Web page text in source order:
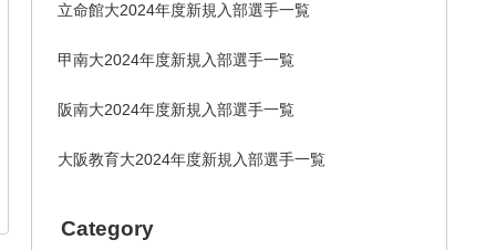
立命館大2024年度新規入部選手一覧
甲南大2024年度新規入部選手一覧
阪南大2024年度新規入部選手一覧
大阪教育大2024年度新規入部選手一覧
Category